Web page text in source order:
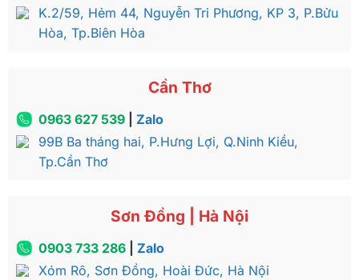
K.2/59, Hẻm 44, Nguyễn Tri Phương, KP 3, P.Bửu
Hòa, Tp.Biên Hòa
Cần Thơ
0963 627 539| Zalo
99B Ba tháng hai, P.Hưng Lợi, Q.Ninh Kiều,
Tp.Cần Thơ
Sơn Đồng | Hà Nội
0903 733 286| Zalo
Xóm Rô, Sơn Đồng, Hoài Đức, Hà Nội